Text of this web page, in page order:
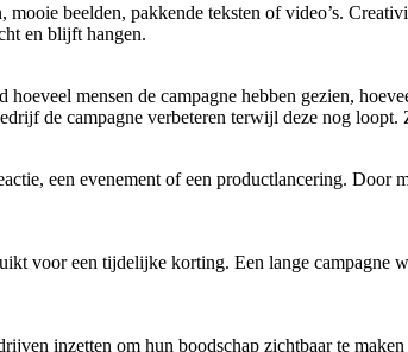
beelden, pakkende teksten of video’s.
en blijft hangen.
mensen de campagne hebben gezien,
de campagne verbeteren terwijl deze nog
een evenement of een productlancering. Door
voor een tijdelijke korting. Een lange campagne
inzetten om hun boodschap zichtbaar te